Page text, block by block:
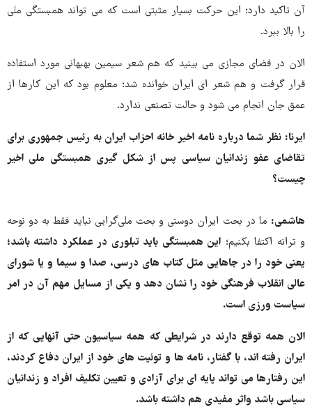
آن تاکید دارد؛ این حرکت بسیار مثبتی است که می تواند همبستگی ملی
را بالا ببرد.
الان در فضای مجازی می بینید که هم شعر سیمین بهبهانی مورد استفاده
قرار گرفت و هم شعر ای ایران خوانده شد؛ معلوم بود که این کارها از
عمق جان انجام می شود و حالت تصنعی ندارد.
ایرنا: نظر شما درباره نامه اخیر خانه احزاب ایران به رئیس جمهوری برای
تقاضای عفو زندانیان سیاسی پس از شکل گیری همبستگی ملی اخیر
چیست؟
هاشمی: ما در بحث ایران دوستی و بحث ملی‌گرایی نباید فقط به دو نوحه
و ترانه اکتفا بکنیم؛ این همبستگی باید تبلوری در عملکرد داشته باشد؛
یعنی خود را در جاهایی مثل کتاب های درسی، صدا و سیما و یا شورای
عالی انقلاب فرهنگی خود را نشان دهد و یکی از مسایل مهم آن در امر
سیاست ورزی است.
الان همه توقع دارند در شرایطی که همه سیاسیون حتی آنهایی که از
ایران رفته اند، با گفتار، نامه ها و توئیت های خود از ایران دفاع کردند،
این رفتارها می تواند پایه ای برای آزادی و تعیین تکلیف افراد و زندانیان
سیاسی باشد واثر مفیدی هم داشته باشد.